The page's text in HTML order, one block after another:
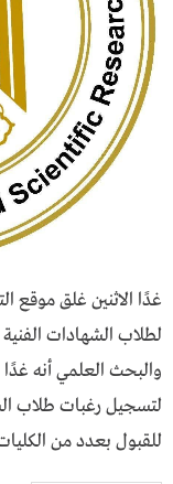
غدًا الاثنين غلق موقع
لطلاب الشهادات
لتسجيل رغبات طلاب
للقبول بعدد من